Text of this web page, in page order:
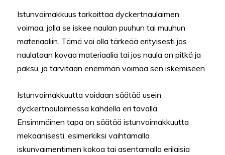
Istunvoimakkuus tarkoittaa dyckertnaulaimen
voimaa, jolla se iskee naulan puuhun tai muuhun
materiaaliin. Tämä voi olla tärkeää erityisesti jos
naulataan kovaa materiaalia tai jos naula on pitkä ja
paksu, ja tarvitaan enemmän voimaa sen iskemiseen.
Istunvoimakkuutta voidaan säätää usein
dyckertnaulaimessa kahdella eri tavalla.
Ensimmäinen tapa on säätää istunvoimakkuutta
mekaanisesti, esimerkiksi vaihtamalla
iskunvaimentimen kokoa tai asentamalla erilaisia ​​